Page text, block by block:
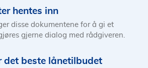
hentes inn
disse dokumentene for å gi et
gjerne dialog med rådgiveren.
det beste lånetilbudet